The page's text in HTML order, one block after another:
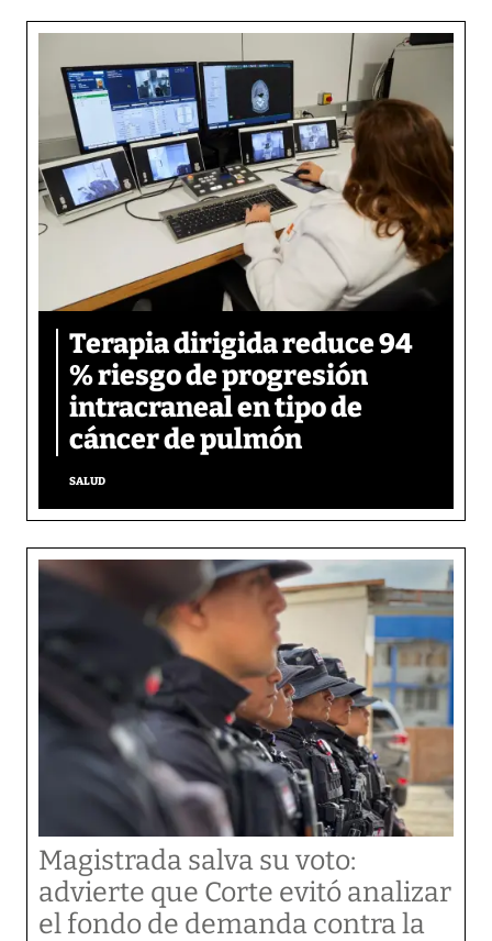
Terapia dirigida reduce 94
% riesgo de progresión
intracraneal en tipo de
cáncer de pulmón
SALUD
Magistrada salva su voto:
advierte que Corte evitó analizar
el fondo de demanda contra la